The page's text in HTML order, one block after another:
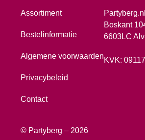
Assortiment
Bestelinformatie
Algemene voorwaarden
Privacybeleid
Contact
Partyberg.nl
Boskant
6603LC
KVK:
© Partyberg – 2026